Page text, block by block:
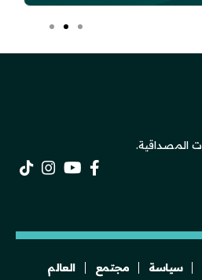
سياسة مجتمع العالم